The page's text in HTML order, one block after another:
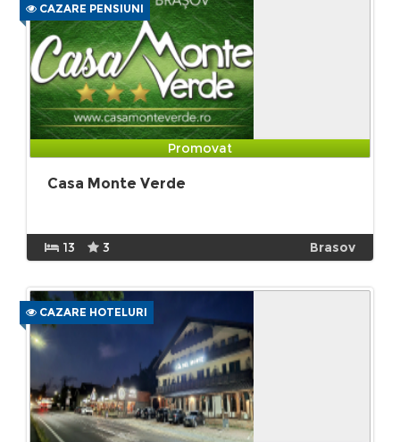
CAZARE PENSIUNI
Promovat
Casa Monte Verde
13 3 Brasov
CAZARE HOTELURI